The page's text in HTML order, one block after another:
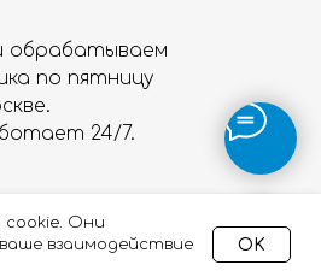
cookie. Они
взаимодействие
OK